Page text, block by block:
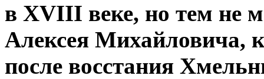
в XVIII веке, но тем не
Алексея Михайловича,
после восстания